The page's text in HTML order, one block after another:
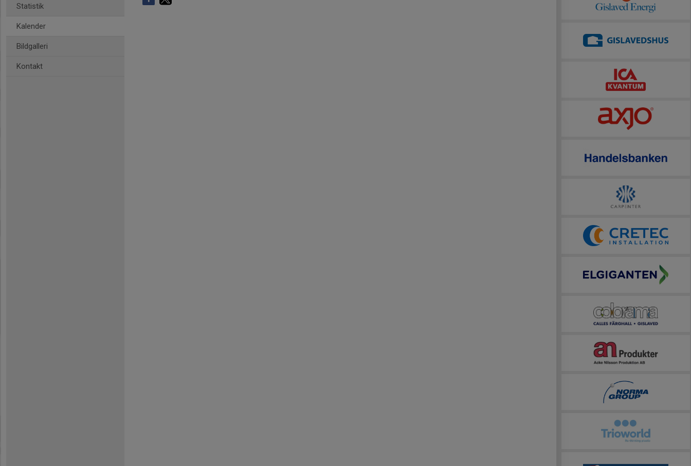
Statistik
Kalender
Bildgalleri
Kontakt